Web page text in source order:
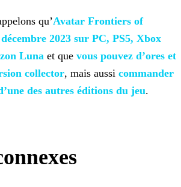
qu’Avatar Frontiers of
2023 sur PC, PS5, Xbox
Luna et que vous pouvez d’ores et
collector, mais aussi commander
des autres éditions du jeu.